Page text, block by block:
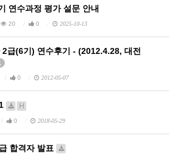
연수과정 평가 설문 안내
20 0 2025-10-13
급(6기) 연수후기 - (2012.4.28, 대전
0 2012-05-07
H
0 2018-05-29
합격자 발표